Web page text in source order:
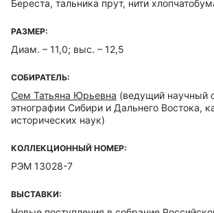
Береста, тальника прут, нити
РАЗМЕР:
Диам. – 11,0; выс. – 12,5
СОБИРАТЕЛЬ:
Сем Татьяна Юрьевна (ведущий научный
этнографии Сибири и Дальнего Востока,
исторических наук)
КОЛЛЕКЦИОННЫЙ НОМЕР:
РЭМ 13028-7
ВЫСТАВКИ: